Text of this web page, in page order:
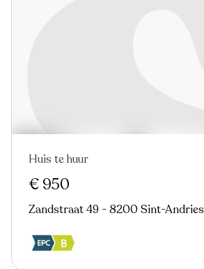
In optie
Huis te huur
€ 950
Zandstraat 49 - 8200 Sint-Andries